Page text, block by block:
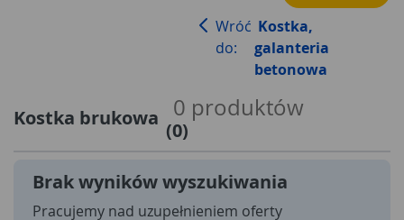
Wróć
do:
Kostka,
galanteria
betonowa
Kostka brukowa 0 produktów
(0)
Brak wyników wyszukiwania
Pracujemy nad uzupełnieniem oferty